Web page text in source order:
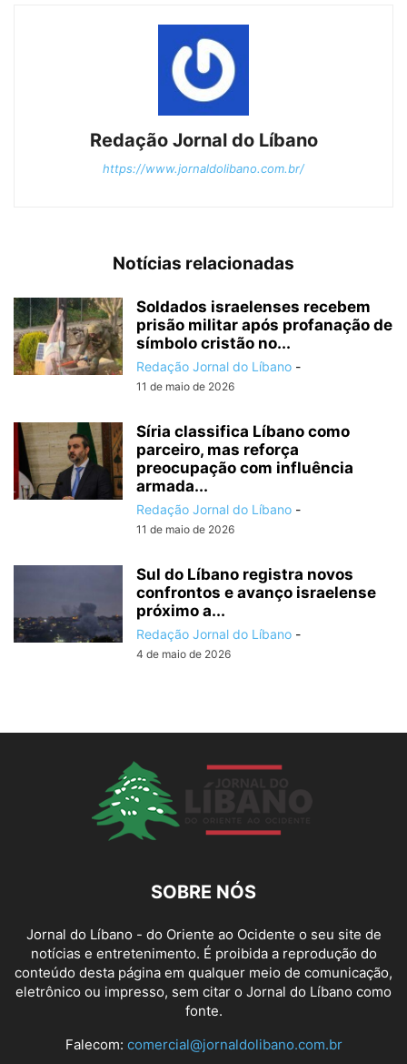
Redação Jornal do Líbano
https://www.jornaldolibano.com.br/
Notícias relacionadas
Soldados israelenses recebem
prisão militar após profanação de
símbolo cristão no...
Redação Jornal do Líbano -
11 de maio de 2026
Síria classifica Líbano como
parceiro, mas reforça
preocupação com influência
armada...
Redação Jornal do Líbano -
11 de maio de 2026
Sul do Líbano registra novos
confrontos e avanço israelense
próximo a...
Redação Jornal do Líbano -
4 de maio de 2026
SOBRE NÓS
Jornal do Líbano - do Oriente ao Ocidente o seu site de
notícias e entretenimento. É proibida a reprodução do
conteúdo desta página em qualquer meio de comunicação,
eletrônico ou impresso, sem citar o Jornal do Líbano como
fonte.
Falecom: comercial@jornaldolibano.com.br